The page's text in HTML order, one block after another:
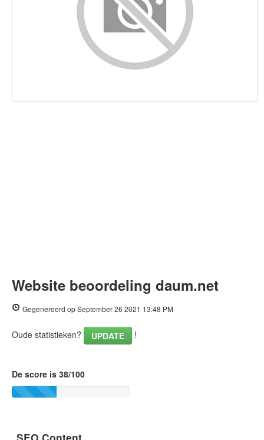
Bruikbaarheid
Document
Website beoordeling daum.net
Gegenereerd op September 26 2021 13:48 PM
Oude statistieken? UPDATE !
De score is 38/100